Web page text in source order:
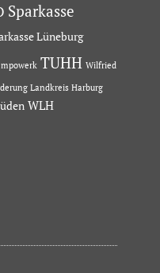
Sparkasse
Lüneburg
TUHH Wilfried
Landkreis Harburg
WLH